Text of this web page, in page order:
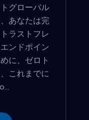
グローバル
あなたは完
ラストフレ
ンドポイン
に、ゼロト
これまでに